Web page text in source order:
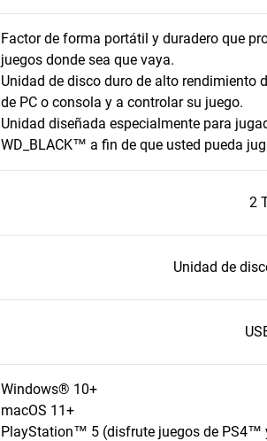
Factor de forma portátil y duradero que
juegos donde sea que vaya.
Unidad de disco duro de alto rendimiento
de PC o consola y a controlar su juego.
Unidad diseñada especialmente para
WD_BLACK™ a fin de que usted pueda
2
Unidad de
Windows® 10+
macOS 11+
PlayStation™ 5 (disfrute juegos de PS4™